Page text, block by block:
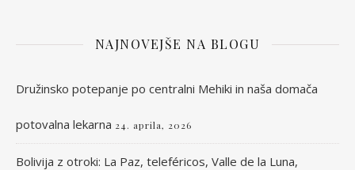
NAJNOVEJŠE NA BLOGU
Družinsko potepanje po centralni Mehiki in naša domača
potovalna lekarna 24. aprila, 2026
Bolivija z otroki: La Paz, teleféricos, Valle de la Luna,